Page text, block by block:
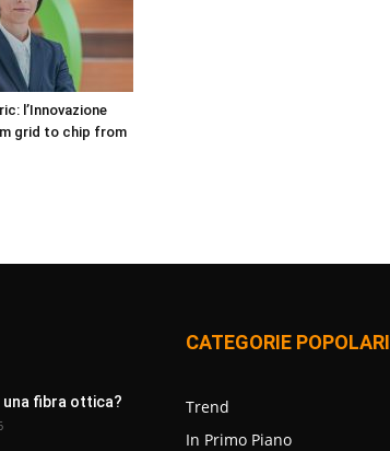
l’Innovazione
grid to chip from
una fibra ottica?
CATEGORIE POPOLARI
Trend
In Primo Piano